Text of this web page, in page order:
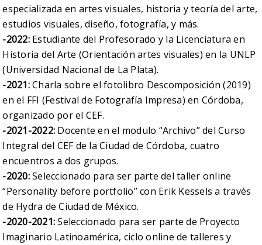
especializada en artes visuales, historia y teoría del arte,
estudios visuales, diseño, fotografía, y más.
-2022:Estudiante del Profesorado y la Licenciatura en
Historia del Arte (Orientación artes visuales) en la UNLP
(Universidad Nacional de La Plata).
-2021:Charla sobre el fotolibro Descomposición (2019)
en el FFI (Festival de Fotografía Impresa) en Córdoba,
organizado por el CEF.
-2021-2022: Docente en el modulo “Archivo” del Curso
Integral del CEF de la Ciudad de Córdoba, cuatro
encuentros a dos grupos.
-2020:Seleccionado para ser parte del taller online
“Personality before portfolio” con Erik Kessels a través
de Hydra de Ciudad de México.
-2020-2021:Seleccionado para ser parte de Proyecto
Imaginario Latinoamérica, ciclo online de talleres y